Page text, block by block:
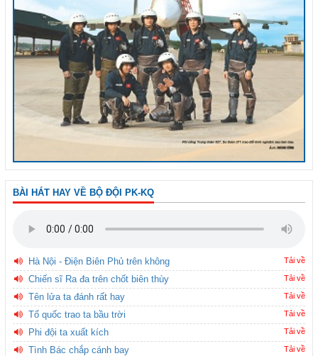
BÀI HÁT HAY VỀ BỘ ĐỘI PK-KQ
Hà Nội - Điện Biên Phủ trên không Tải về
Chiến sĩ Ra đa trên chốt biên thùy Tải về
Tên lửa ta đánh rất hay Tải về
Tổ quốc trao ta bầu trời Tải về
Phi đội ta xuất kích Tải về
Tình Bác chắp cánh bay Tải về